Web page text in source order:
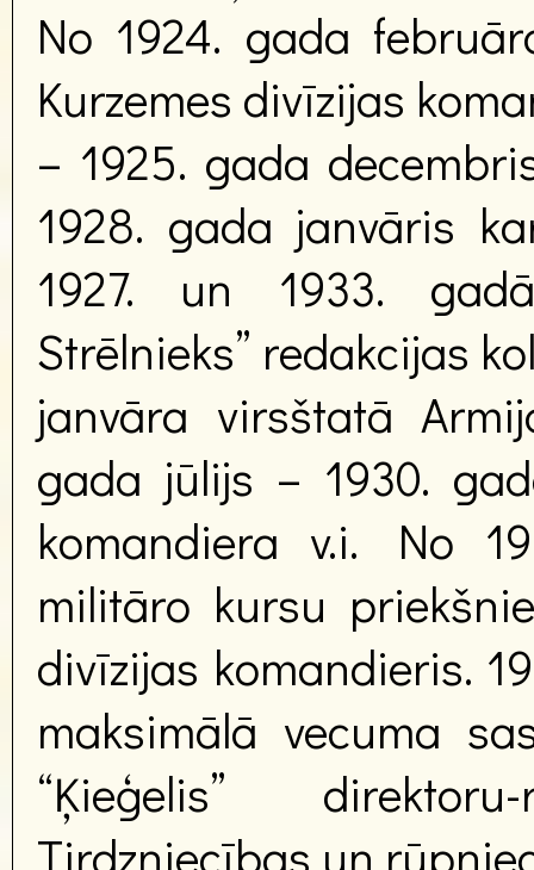
No 1924. gada
Kurzemes divīzijas
– 1925. gada
1928. gada janvāris
1927. un 1933.
Strēlnieks” redakcijas
janvāra virsštatā
gada jūlijs – 1930.
komandiera v.i. No
militāro kursu
divīzijas komandieris.
maksimālā vecuma
“Ķieģelis”
Tirdzniecības un